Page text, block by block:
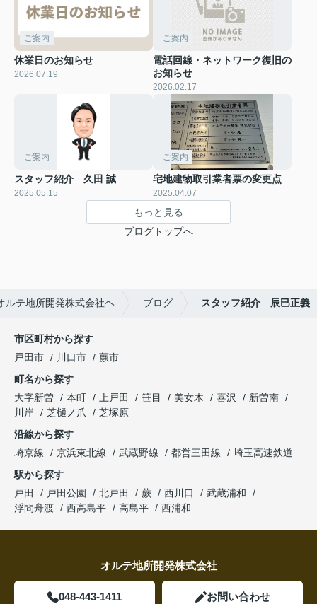
ご案内
休業日のお知らせ
2026.07.19
ご案内
電話回線・ネットワーク復旧の
お知らせ
2026.02.17
ご案内
スタッフ紹介 久田 誠
2025.05.15
ご案内
宅地建物取引業者票の変更点
2025.04.07
もっと見る
ブログトップへ
ルテ地所開発株式会社ヘ ブログ スタッフ紹介 辰巳正義
市区町村から探す
戸田市
川口市
蕨市
町名から探す
大字新曽
本町 上戸田 笹目 美女木 喜沢
新曽南
川岸
芝樋ノ爪
芝塚原
沿線から探す
埼京線
京浜東北線 武蔵野線 都営三田線
埼玉高速鉄道
駅から探す
戸田
戸田公園 北戸田 蕨 西川口
武蔵浦和
浮間舟渡
西高島平 高島平 西浦和
オルテ地所開発株式会社
048-443-1411 お問い合わせ